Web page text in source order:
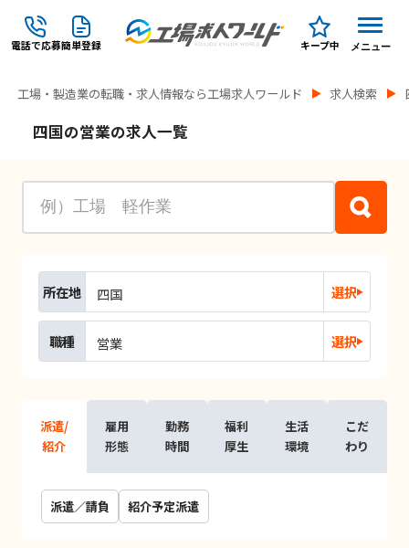
電話で応募簡単登録 キープ中 メニュー
工場・製造業の転職・求人情報なら工場求人ワールド 求人検索
四国の営業の求人一覧
所在地 四国 選択
職種 営業 選択
派遣/
紹介
雇用
形態
勤務
時間
福利
厚生
生活
環境
こだ
わり
派遣／請負 紹介予定派遣